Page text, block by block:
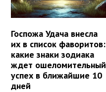
Госпожа Удача внесла
их в список фаворитов:
какие знаки зодиака
ждет ошеломительный
успех в ближайшие 10
дней